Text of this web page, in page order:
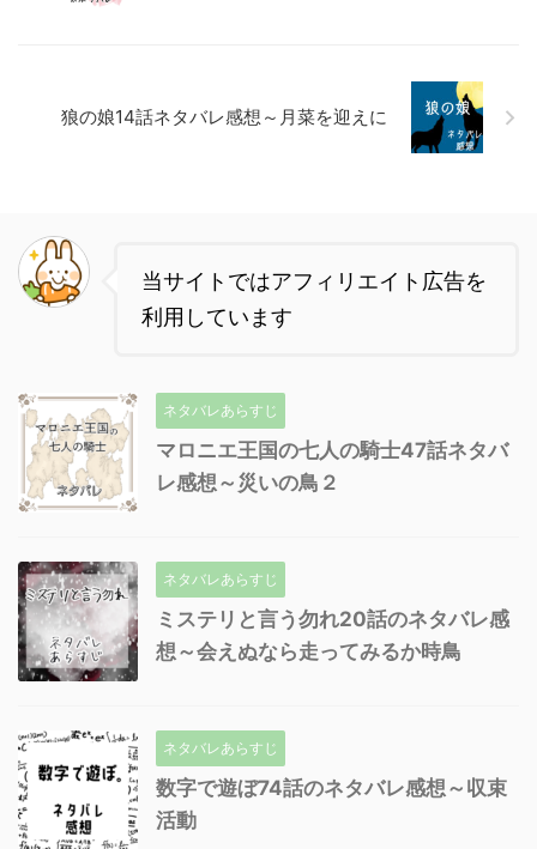
狼の娘14話ネタバレ感想～月菜を迎えに
当サイトではアフィリエイト広告を
利用しています
ネタバレあらすじ
マロニエ王国の七人の騎士47話ネタバ
レ感想～災いの鳥２
ネタバレあらすじ
ミステリと言う勿れ20話のネタバレ感
想～会えぬなら走ってみるか時鳥
ネタバレあらすじ
数字で遊ぼ74話のネタバレ感想～収束
活動